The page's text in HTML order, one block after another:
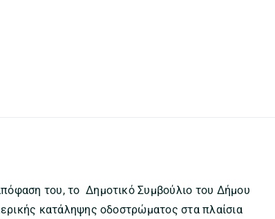
του, το Δημοτικό Συμβούλιο του Δήμου
κατάληψης οδοστρώματος στα πλαίσια